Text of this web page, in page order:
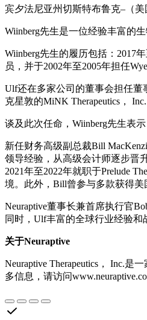
宾夕法尼亚州切斯特布鲁克–（美
Wiinberg先生是一位经验丰富的
Wiinberg先生的履历包括：2017
员，并于2002年至2005年担任
Ulf还在多家公司的董事会担任董
克星敦的MiNK Therapeutics， Inc.
谈及此次任命，Wiinberg先生表
新任财务高级副总裁Bill
领导经验，从高级会计师逐步晋
2021年至2022年就职于Prelude
境。此外，Bill曾参与多款获得美
Neuraptive董事长兼首席执行官
同时，Ulf丰富的全球行业经验
关于Neuraptive
Neuraptive Therapeutics， Inc.
多信息，请访问